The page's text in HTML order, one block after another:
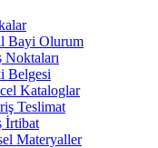
Bayi Olurum
Noktaları
Belgesi
Kataloglar
Teslimat
İrtibat
Materyaller